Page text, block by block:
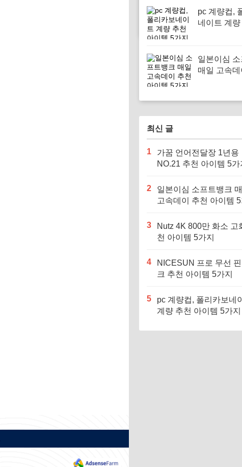
pc 계량컵,
네이트 계
일본이심
매일 고속
최신 글
1
가꿈 언어전달장 1년용
NO.21 추천 아이템 5가
2
일본이심 소프트뱅크
고속데이 추천 아이템
3
Nutz 4K 800만 화소 고
천 아이템 5가지
4
NICESUN 프로 무선
크 추천 아이템 5가지
5
pc 계량컵, 폴리카보네
계량 추천 아이템 5가지